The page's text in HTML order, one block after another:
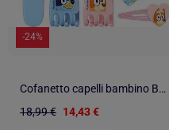
-24%
Cofanetto capelli bambino Bluey : 11 accessori pinze, elastici
18,99 € 14,43 €